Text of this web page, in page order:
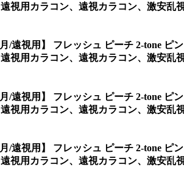
視用カラコン、遠視カラコン、激安乱
月/遠視用】 フレッシュ ピーチ 2-tone
視用カラコン、遠視カラコン、激安
月/遠視用】 フレッシュ ピーチ 2-tone
視用カラコン、遠視カラコン、激安
月/遠視用】 フレッシュ ピーチ 2-tone
視用カラコン、遠視カラコン、激安